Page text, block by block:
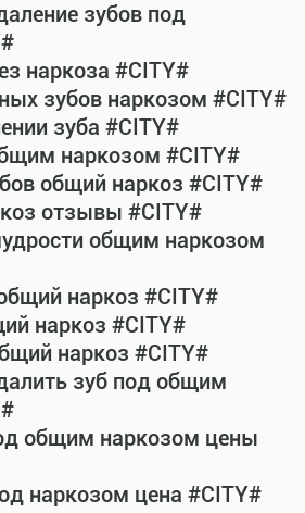
зубов под
наркоза #CITY#
зубов наркозом #CITY#
зуба #CITY#
наркозом #CITY#
общий наркоз #CITY#
отзывы #CITY#
общим наркозом
наркоз #CITY#
наркоз #CITY#
наркоз #CITY#
зуб под общим
общим наркозом цены
наркозом цена #CITY#